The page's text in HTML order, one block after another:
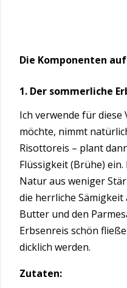
Die Komponenten
1. Der sommerliche
Ich verwende für diese
möchte, nimmt
Risottoreis – plant
Flüssigkeit (Brühe)
Natur aus weniger
die herrliche Sämigkeit
Butter und den
Erbsenreis schön
dicklich werden.
Zutaten: